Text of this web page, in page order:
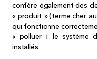
confère également des
« produit » (terme cher
qui fonctionne
« polluer » le système
installés.